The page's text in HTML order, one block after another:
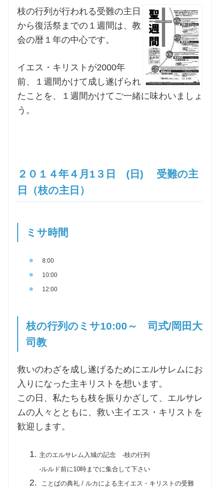
森田神父の講座
シスター中島の講座
教区カテキスタの講座
三田助祭の講座
交通・アクセス
枝の行列が行われる受難の主日
から復活祭までの１週間は、教
会の暦１年の中心です。
イエス・キリストが2000年
前、１週間かけて成し遂げられ
たことを、１週間かけてご一緒に味わいましょ
う。
２０１４年４月1３日 (日) 受難の主
日（枝の主日）
ミサ時間
8:00
10:00
12:00
枝の行列のミサ10:00～ 司式/岡田大
司教
救いのわざを成し遂げるためにエルサレムにお
入りになった主キリストを想います。
この日、私たちも枝を振りかざして、エルサレ
ムの人々とともに、救い主イエス・キリストを
歓迎します。
主のエルサレム入城の記念 -枝の行列
-ルルド前に10時までに集合して下さい
ことばの典礼 / ルカによる主イエス・キリストの受難